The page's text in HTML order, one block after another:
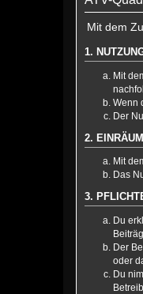
Mit dem
1.
Mit
Wenn
Der
2.
Mit
Das
3.
Du
Der
oder
Du